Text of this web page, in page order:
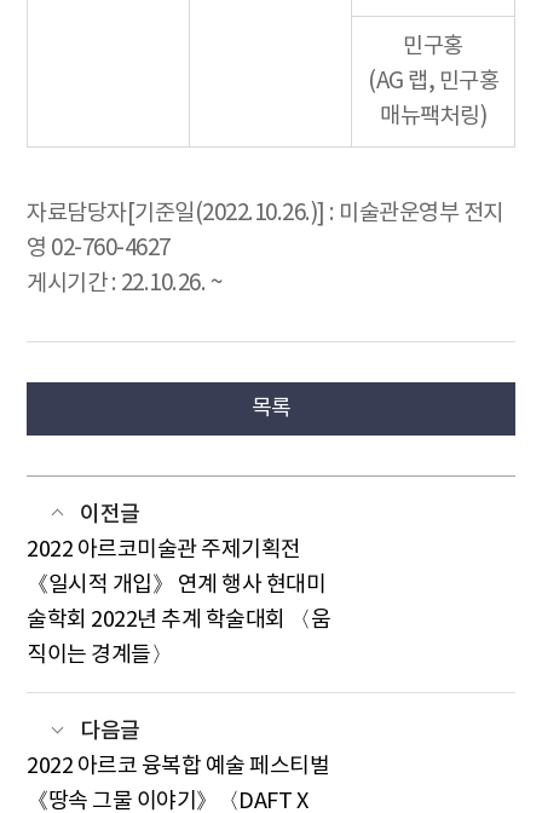
민구홍
(AG 랩, 민구홍
매뉴팩처링)
자료담당자[기준일(2022.10.26.)] : 미술관운영부 전지
영 02-760-4627
게시기간 : 22.10.26. ~
목록
이전글
2022 아르코미술관 주제기획전
《일시적 개입》 연계 행사 현대미
술학회 2022년 추계 학술대회 〈움
직이는 경계들〉
다음글
2022 아르코 융복합 예술 페스티벌
《땅속 그물 이야기》〈DAFT X